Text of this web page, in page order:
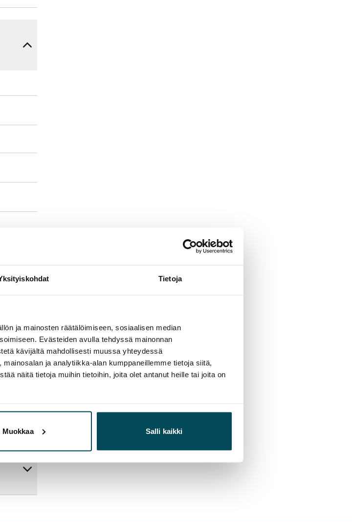
Tietoja
ja mainosten räätälöimiseen, sosiaalisen median
Evästeiden avulla tehdyssä mainonnan
kävijältä mahdollisesti muussa yhteydessä
ja analytiikka-alan kumppaneillemme tietoja siitä,
näitä tietoja muihin tietoihin, joita olet antanut heille tai joita on
Muokkaa Salli kaikki